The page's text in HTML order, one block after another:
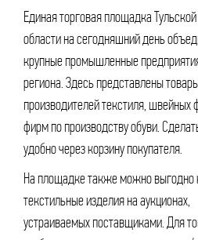
Единая торговая площадка Тульской
области на сегодняшний день
крупные промышленные
региона. Здесь представлены
производителей текстиля, швейных
фирм по производству обуви.
удобно через корзину покупателя.
На площадке также можно выгодно
текстильные изделия на аукционах,
устраиваемых поставщиками. Для